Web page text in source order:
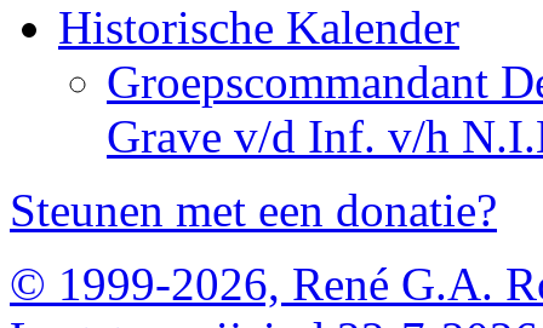
Historische Kalender
Groepscommandant
Grave v/d Inf. v/h
Steunen met een donatie?
© 1999-2026, René G.A.